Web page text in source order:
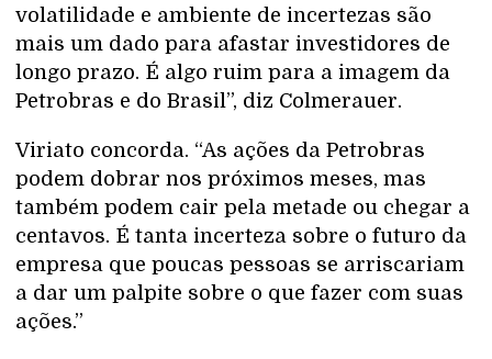
volatilidade e ambiente de incertezas são
mais um dado para afastar investidores de
longo prazo. É algo ruim para a imagem da
Petrobras e do Brasil”, diz Colmerauer.
Viriato concorda. “As ações da Petrobras
podem dobrar nos próximos meses, mas
também podem cair pela metade ou chegar a
centavos. É tanta incerteza sobre o futuro da
empresa que poucas pessoas se arriscariam
a dar um palpite sobre o que fazer com suas
ações.”